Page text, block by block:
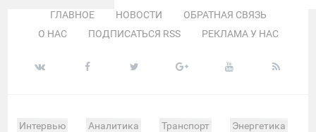
ГЛАВНОЕ НОВОСТИ
ОБРАТНАЯ СВЯЗЬ
О НАС
ПОДПИСАТЬСЯ RSS РЕКЛАМА У НАС
Интервью Аналитика Транспорт
Энергетика